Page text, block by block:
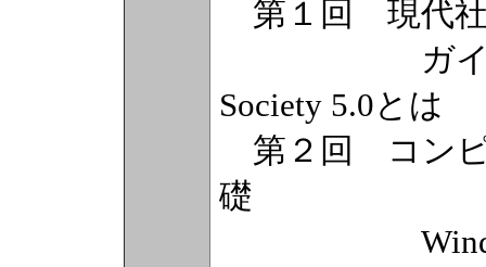
第１回 現代社
ガイダンス
Society 5.0とは
第２回 コンピ
礎
Windows基